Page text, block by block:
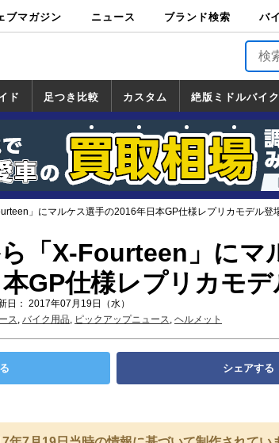
ブマガジン ニュース ブランド検索 バ
バ
ド 足つき比較 カスタム
カスタム
一覧
ホンダ
ヤマハ
スズキ
カワサキ
絶版ミドルバイク
絶版ミドルバイク
一覧
ホンダ
ヤマハ
スズキ
カワサキ
道の駅調査隊
ツーリング情報局
日本の道50選
国道めぐり
林道ツーリング
」にマルケス選手の2016年日本GP仕様レプリカモデル登
「X-Fourteen」にマ
GP仕様レプリカモ
： 2017年07月19日（水）
ス, バイク用品, ピックアップニュース, ヘルメット
シェアする